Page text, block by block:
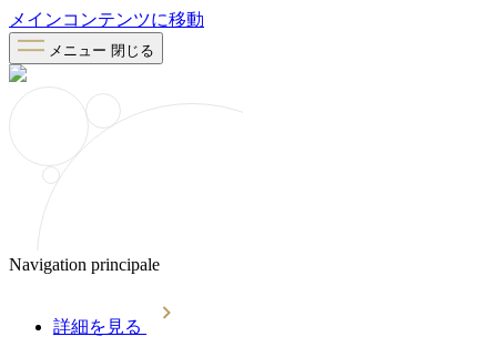
メインコンテンツに移動
メニュー 閉じる
Navigation principale
詳細を見る